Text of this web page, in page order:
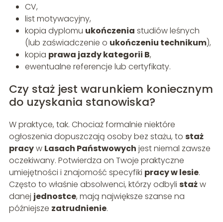
CV,
list motywacyjny,
kopia dyplomu ukończenia studiów leśnych
(lub zaświadczenie o ukończeniu technikum),
kopia prawa jazdy kategorii B,
ewentualne referencje lub certyfikaty.
Czy staż jest warunkiem koniecznym
do uzyskania stanowiska?
W praktyce, tak. Chociaż formalnie niektóre
ogłoszenia dopuszczają osoby bez stażu, to staż
pracyw Lasach Państwowych jest niemal zawsze
oczekiwany. Potwierdza on Twoje praktyczne
umiejętności i znajomość specyfiki pracy w lesie.
Często to właśnie absolwenci, którzy odbyli stażw
danej jednostce, mają największe szanse na
późniejsze zatrudnienie.